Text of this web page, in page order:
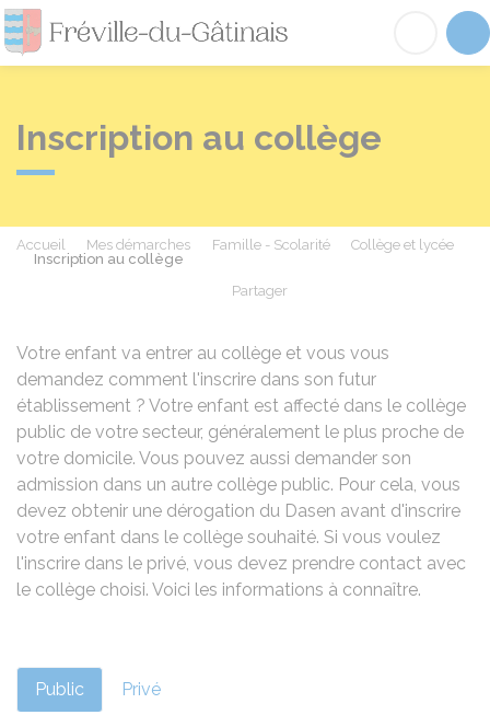
Fréville-du-
Inscription au collège
Accueil Mes démarches Famille - Scolarité
Collège et lycée
Inscription au collège
Partager
Votre enfant va entrer au collège et vous vous
demandez comment l'inscrire dans son futur
établissement ? Votre enfant est affecté dans le collège
public de votre secteur, généralement le plus proche de
votre domicile. Vous pouvez aussi demander son
admission dans un autre collège public. Pour cela, vous
devez obtenir une dérogation du Dasen avant d'inscrire
votre enfant dans le collège souhaité. Si vous voulez
l'inscrire dans le privé, vous devez prendre contact avec
le collège choisi. Voici les informations à connaître.
Public Privé